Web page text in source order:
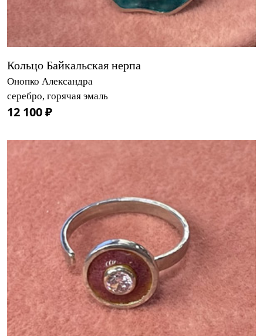
Кольцо Байкальская нерпа
Онопко Александра
серебро, горячая эмаль
12 100 ₽